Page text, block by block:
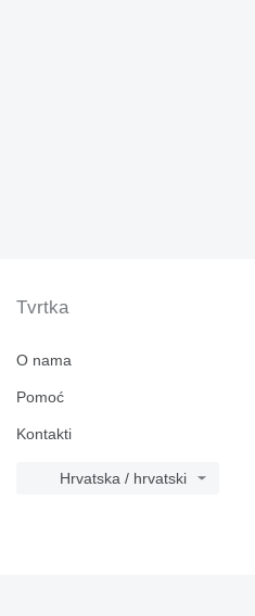
Tvrtka
O nama
Pomoć
Kontakti
Hrvatska / hrvatski